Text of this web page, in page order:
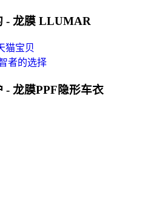
- 龙膜 LLUMAR
猫宝贝
者的选择
- 龙膜PPF隐形车衣